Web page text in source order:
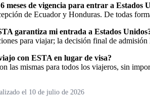
meses de vigencia para entrar a Estados
de Ecuador y Honduras. De todas
garantiza mi entrada a Estados
para viajar; la decisión final de
con ESTA en lugar de visa?
las mismas para todos los viajeros, sin
el 10 de julio de 2026